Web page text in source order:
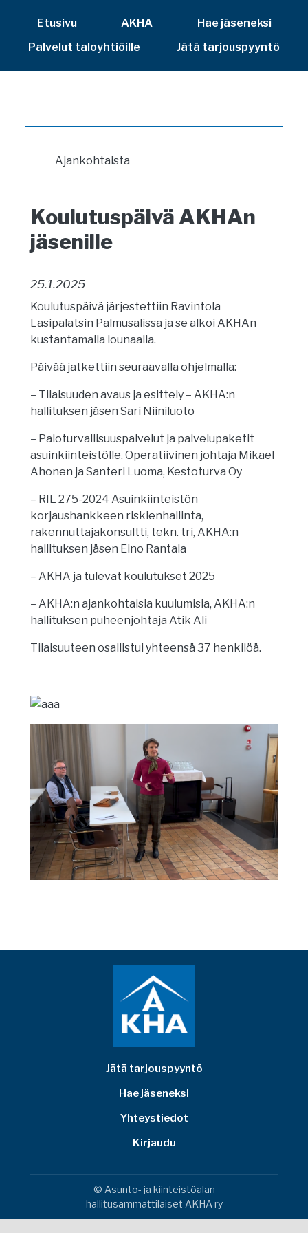
Etusivu AKHA
Hae jäseneksi
Palvelut taloyhtiöille
Jätä tarjouspyyntö
Ajankohtaista
Koulutuspäivä AKHAn
jäsenille
25.1.2025
Koulutuspäivä järjestettiin Ravintola
Lasipalatsin Palmusalissa ja se alkoi AKHAn
kustantamalla lounaalla.
Päivää jatkettiin seuraavalla ohjelmalla:
– Tilaisuuden avaus ja esittely – AKHA:n
hallituksen jäsen Sari Niiniluoto
– Paloturvallisuuspalvelut ja palvelupaketit
asuinkiinteistölle. Operatiivinen johtaja Mikael
Ahonen ja Santeri Luoma, Kestoturva Oy
– RIL 275-2024 Asuinkiinteistön
korjaushankkeen riskienhallinta,
rakennuttajakonsultti, tekn. tri, AKHA:n
hallituksen jäsen Eino Rantala
– AKHA ja tulevat koulutukset 2025
– AKHA:n ajankohtaisia kuulumisia, AKHA:n
hallituksen puheenjohtaja Atik Ali
Tilaisuuteen osallistui yhteensä 37 henkilöä.
Jätä tarjouspyyntö
Hae jäseneksi
Yhteystiedot
Kirjaudu
© Asunto- ja kiinteistöalan
hallitusammattilaiset AKHA ry